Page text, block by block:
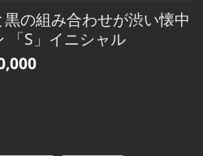
の組み合わせが渋い懐中
「S」イニシャル